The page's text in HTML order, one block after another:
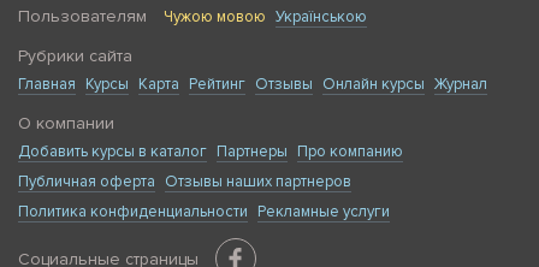
Пользователям Чужою мовою Українською
Рубрики сайта
Главная Курсы Карта Рейтинг Отзывы Онлайн курсы Журнал
О компании
Добавить курсы в каталог Партнеры
Про компанию
Публичная оферта
Отзывы наших партнеров
Политика конфиденциальности
Рекламные услуги
Социальные страницы